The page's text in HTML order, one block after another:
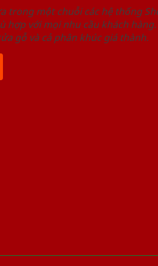
trong một chuỗi các hệ thống
với mọi nhu cầu khách hàng.
gỗ và cả phân khúc giá thành.